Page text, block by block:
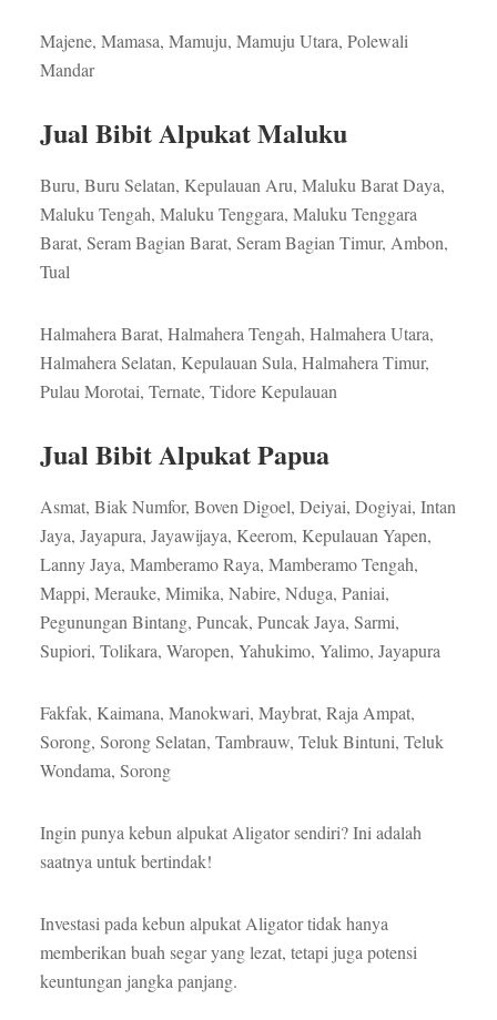
Majene, Mamasa, Mamuju, Mamuju Utara, Polewali
Mandar
Jual Bibit Alpukat Maluku
Buru, Buru Selatan, Kepulauan Aru, Maluku Barat Daya,
Maluku Tengah, Maluku Tenggara, Maluku Tenggara
Barat, Seram Bagian Barat, Seram Bagian Timur, Ambon,
Tual
Halmahera Barat, Halmahera Tengah, Halmahera Utara,
Halmahera Selatan, Kepulauan Sula, Halmahera Timur,
Pulau Morotai, Ternate, Tidore Kepulauan
Jual Bibit Alpukat Papua
Asmat, Biak Numfor, Boven Digoel, Deiyai, Dogiyai, Intan
Jaya, Jayapura, Jayawijaya, Keerom, Kepulauan Yapen,
Lanny Jaya, Mamberamo Raya, Mamberamo Tengah,
Mappi, Merauke, Mimika, Nabire, Nduga, Paniai,
Pegunungan Bintang, Puncak, Puncak Jaya, Sarmi,
Supiori, Tolikara, Waropen, Yahukimo, Yalimo, Jayapura
Fakfak, Kaimana, Manokwari, Maybrat, Raja Ampat,
Sorong, Sorong Selatan, Tambrauw, Teluk Bintuni, Teluk
Wondama, Sorong
Ingin punya kebun alpukat Aligator sendiri? Ini adalah
saatnya untuk bertindak!
Investasi pada kebun alpukat Aligator tidak hanya
memberikan buah segar yang lezat, tetapi juga potensi
keuntungan jangka panjang.